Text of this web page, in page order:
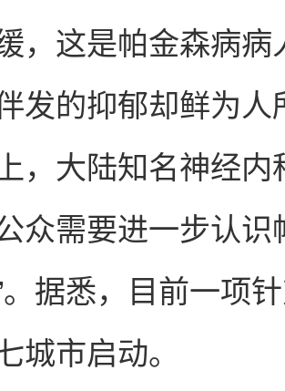
，这是帕金森病
发的抑郁却鲜为人
，大陆知名神经
众需要进一步认
。据悉，目前一项
城市启动。